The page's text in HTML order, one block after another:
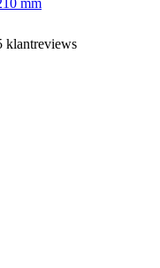
mm
klantreviews